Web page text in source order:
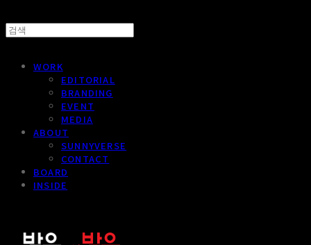
WORK
EDITORIAL
BRANDING
EVENT
MEDIA
ABOUT
SUNNYVERSE
CONTACT
BOARD
INSIDE